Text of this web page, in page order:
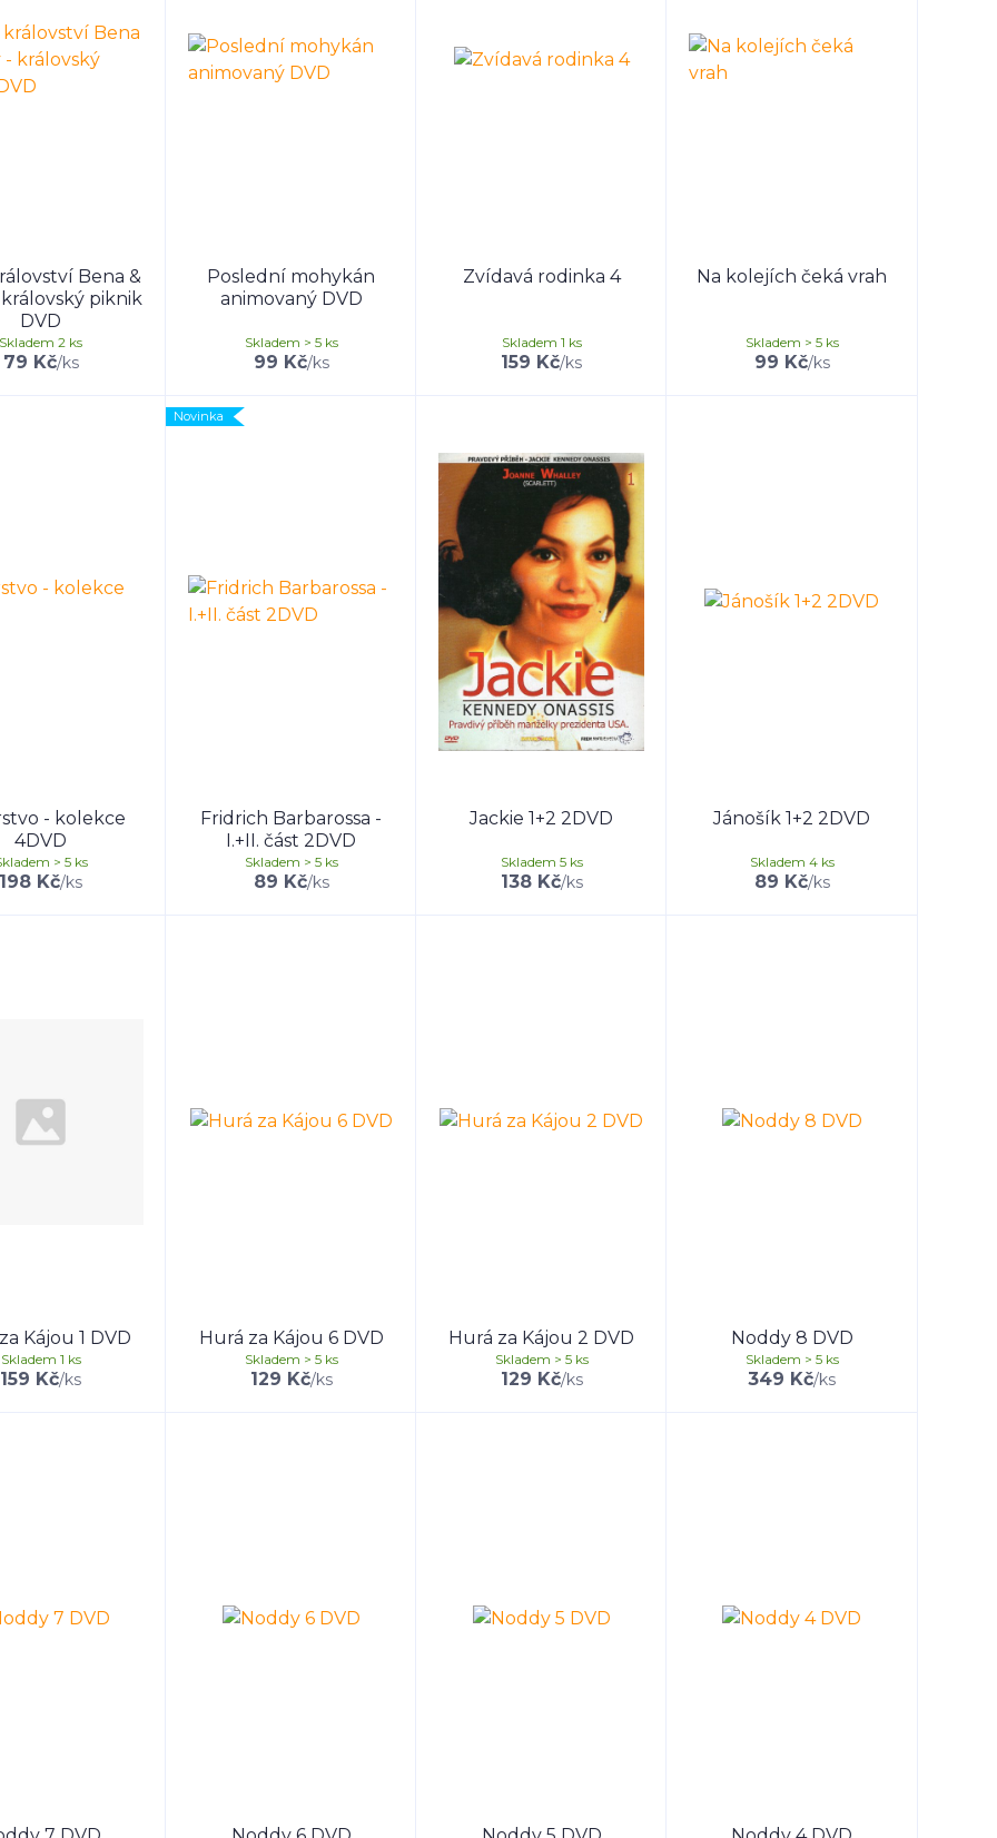
Bena &
piknik
DVD
79 Kč/ks
Skladem 2 ks
Poslední mohykán
animovaný DVD
99 Kč/ks
Skladem > 5 ks
Zvídavá rodinka 4
159 Kč/ks
Skladem 1 ks
Na kolejích čeká vrah
99 Kč/ks
Skladem > 5 ks
- kolekce
4DVD
198 Kč/ks
> 5 ks
Novinka
Fridrich Barbarossa -
I.+II. část 2DVD
89 Kč/ks
Skladem > 5 ks
Jackie 1+2 2DVD
138 Kč/ks
Skladem 5 ks
Jánošík 1+2 2DVD
89 Kč/ks
Skladem 4 ks
Kájou 1 DVD
159 Kč/ks
Skladem 1 ks
Hurá za Kájou 6 DVD
129 Kč/ks
Skladem > 5 ks
Hurá za Kájou 2 DVD
129 Kč/ks
Skladem > 5 ks
Noddy 8 DVD
349 Kč/ks
Skladem > 5 ks